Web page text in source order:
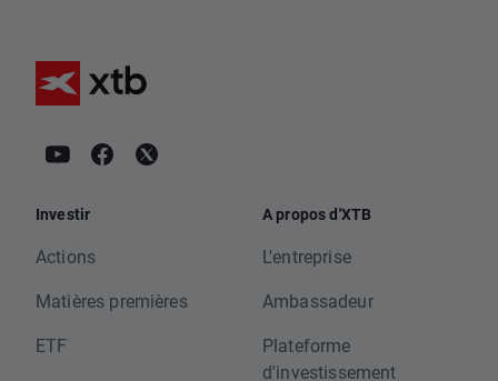
Investir
Actions
Matières premières
ETF
A propos d'XTB
L'entreprise
Ambassadeur
Plateforme
d'investissement